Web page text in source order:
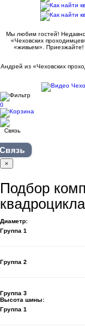
Мы любим гостей!
«Чеховских
«живьем».
Андрей из «Чеховских
0
×
Подбор
Диаметр:
Группа 1
Группа 2
Группа 3
Высота шины:
Группа 1